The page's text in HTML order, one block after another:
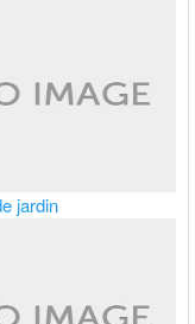
jardin